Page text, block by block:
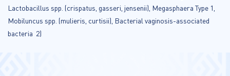
Lactobacillus spp. (crispatus, gasseri, jensenii), Megasphaera Type 1,
Mobiluncus spp. (mulieris, curtisii), Bacterial vaginosis-associated
bacteria 2)